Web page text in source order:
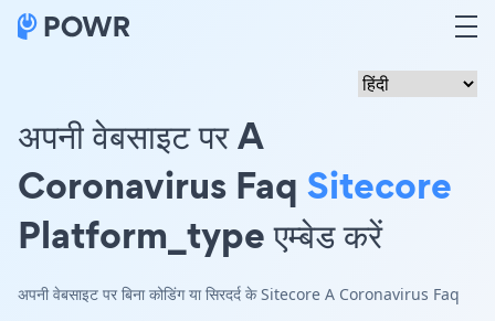
अपनी वेबसाइट पर A
Coronavirus Faq Sitecore
Platform_type एम्बेड करें
अपनी वेबसाइट पर बिना कोडिंग या सिरदर्द के Sitecore A Coronavirus Faq